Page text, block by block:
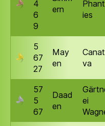
4
6
9
ern
ies
5
67
27
May
en
va
57
5
67
Daad
en
ei